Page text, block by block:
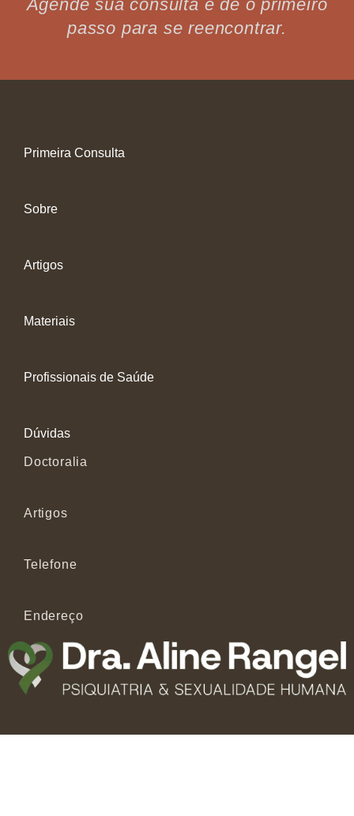
Agende sua consulta e dê o primeiro
passo para se reencontrar.
Primeira Consulta
Sobre
Artigos
Materiais
Profissionais de Saúde
Dúvidas
Doctoralia
Artigos
Telefone
Endereço